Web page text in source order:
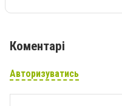
Коментарі
Авторизуватись